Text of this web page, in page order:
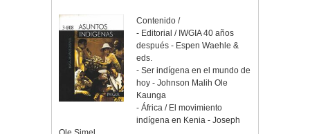
Contenido /
- Editorial / IWGIA 40 años
después - Espen Waehle &
eds.
- Ser indígena en el mundo de
hoy - Johnson Malih Ole
Kaunga
- África / El movimiento
indígena en Kenia - Joseph